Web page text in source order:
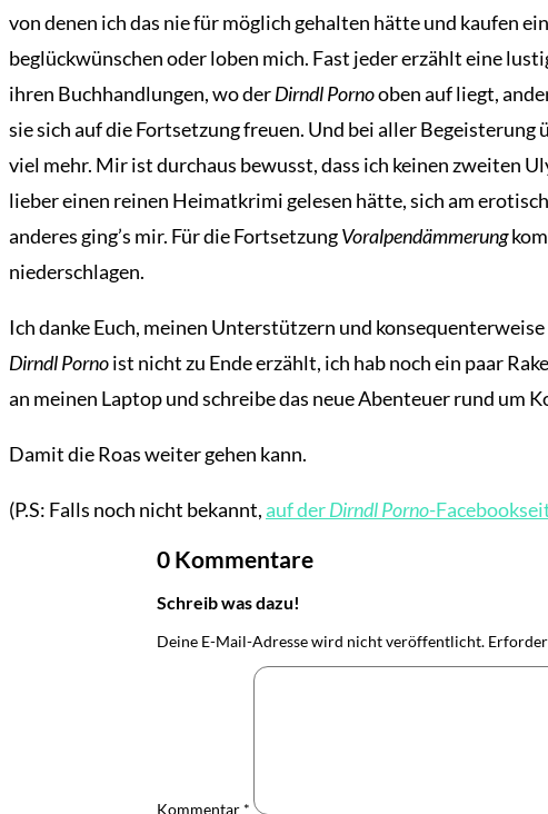
Übersicht
Der
von denen ich das nie für möglich gehalten hätte und kaufen
beglückwünschen oder loben mich. Fast jeder erzählt eine
ihren Buchhandlungen, wo derDirndl Pornooben auf liegt,
sie sich auf die Fortsetzung freuen. Und bei aller
viel mehr. Mir ist durchaus bewusst, dass ich keinen zweiten
lieber einen reinen Heimatkrimi gelesen hätte, sich am
anderes ging’s mir. Für die FortsetzungVoralpendämmerung
niederschlagen.
Ich danke Euch, meinen Unterstützern und
Dirndl Pornoist nicht zu Ende erzählt, ich hab noch ein paar
an meinen Laptop und schreibe das neue Abenteuer rund um
Damit die Roas weiter gehen kann.
(P.S: Falls noch nicht bekannt,auf derDirndl Porno-
0 Kommentare
Schreib was dazu!
Deine E-Mail-Adresse wird nicht veröffentlicht.
Kommentar *